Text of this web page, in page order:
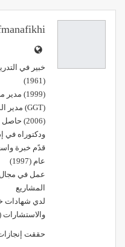
البريد الإلكتروني
خبير في
(1961)
(1999) مدير مركز الرشيد للتدريب الإبداعي
(GGT) مدير المجموعة العالمية للتدريب
(2006) حاصل على دكتوراه في اللغة العربية
ودكتوراه في
قدًم خبرة
عام (1997)
عمل في مجال
المشاريع
لدي شهادات
والاستشارات
حققت